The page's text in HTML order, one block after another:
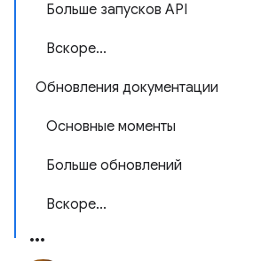
Больше запусков API
Вскоре...
Обновления документации
Основные моменты
Больше обновлений
Вскоре...